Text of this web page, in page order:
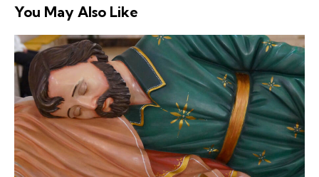
You May Also Like